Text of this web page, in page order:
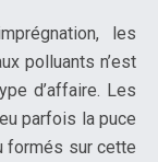
les
polluants n’est
d’affaire. Les
parfois la puce
formés sur cette